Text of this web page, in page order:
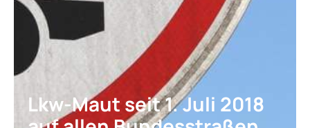
Lkw-Maut seit 1. Juli 2018